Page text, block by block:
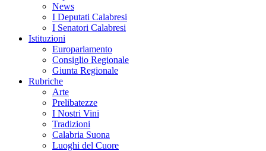
News
I Deputati Calabresi
I Senatori Calabresi
Istituzioni
Europarlamento
Consiglio Regionale
Giunta Regionale
Rubriche
Arte
Prelibatezze
I Nostri Vini
Tradizioni
Calabria Suona
Luoghi del Cuore